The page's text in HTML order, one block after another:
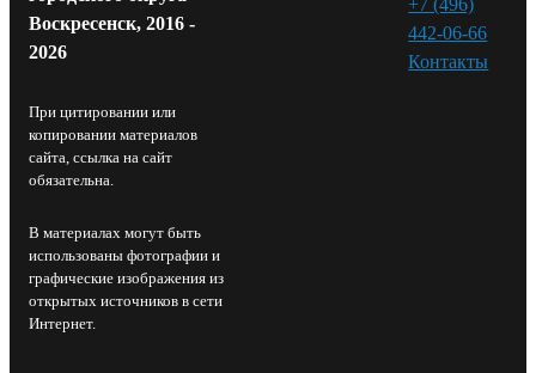
Воскресенск, 2016 -
2026
При цитировании или
копировании материалов
сайта, ссылка на сайт
обязательна.
В материалах могут быть
использованы фотографии и
графические изображения из
открытых источников в сети
Интернет.
442-06-66
Контакты⁠